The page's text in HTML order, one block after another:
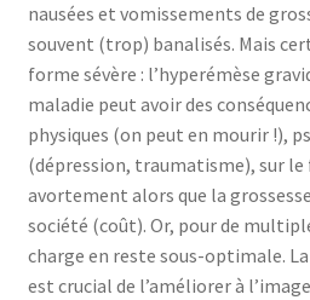
Evénements
Formations Courtes
Formations Diplomantes
Contact
Contactez nous
nausées et vomissements de
souvent (trop) banalisés. Mais
forme sévère : l’hyperémèse
maladie peut avoir des
physiques (on peut en mourir !),
(dépression, traumatisme), sur
avortement alors que la
société (coût). Or, pour de
charge en reste sous-optimale.
est crucial de l’améliorer à